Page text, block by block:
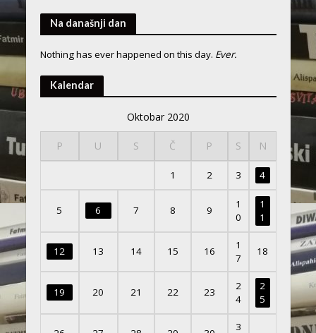
Na današnji dan
Nothing has ever happened on this day. Ever.
Kalendar
Oktobar 2020
P U S Č P S N
1 2 3 4
5 6 7 8 9
1
0
1
1
12 13 14 15 16
1
7
18
19 20 21 22 23
2
4
2
5
3